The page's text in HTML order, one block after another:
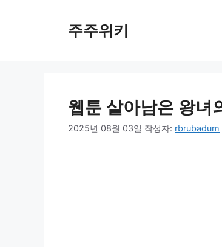
주주위키
웹툰 살아남은 왕녀
2025년 08월 03일 작성자: rbrubadum